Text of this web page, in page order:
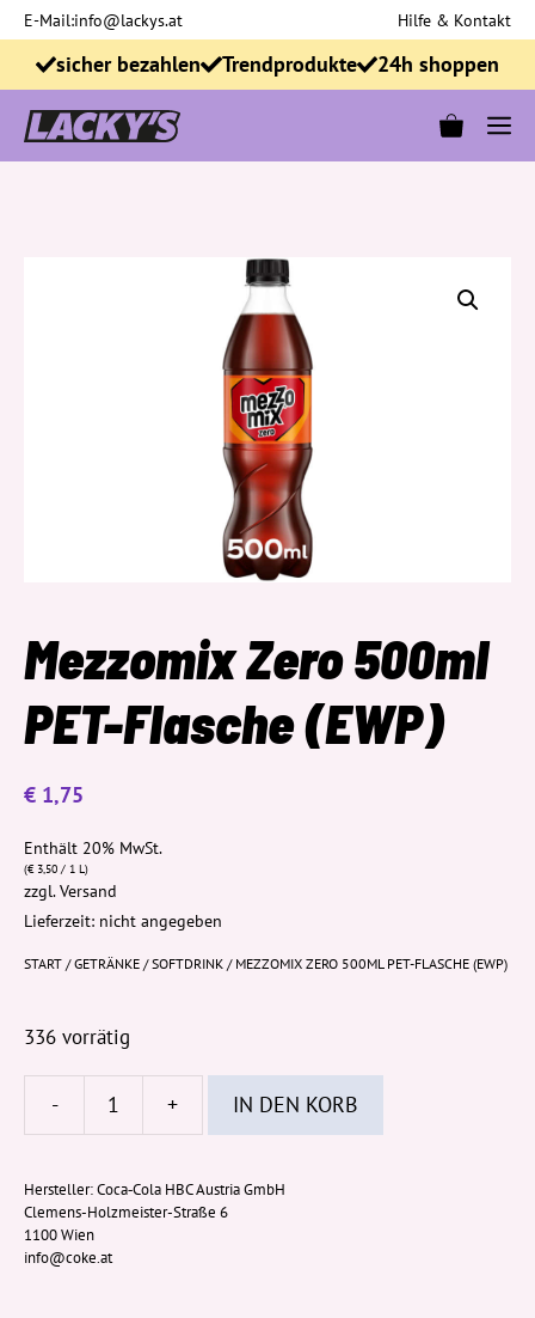
Zum
Inhalt
springen
E-Mail:info@lackys.at Hilfe & Kontakt
sicher bezahlen Trendprodukte 24h shoppen
Mezzomix Zero 500ml
PET-Flasche (EWP)
€ 1,75
Enthält 20% MwSt.
(€3,50 / 1 L)
zzgl.Versand
Lieferzeit: nicht angegeben
START /GETRÄNKE /SOFTDRINK / MEZZOMIX ZERO 500ML PET-FLASCHE (EWP)
336 vorrätig
-
Mezzomix
500ml
PET-
+ IN DEN KORB
Hersteller:Coca‑Cola HBC Austria GmbH
Clemens-Holzmeister-Straße 6
1100 Wien
info@coke.at